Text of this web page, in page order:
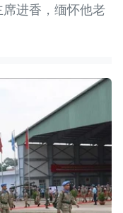
进香，缅怀他老